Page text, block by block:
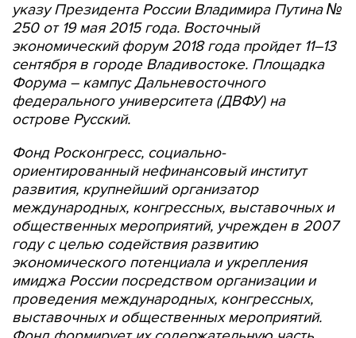
указу Президента России Владимира Путина №
250 от 19 мая 2015 года. Восточный
экономический форум 2018 года пройдет 11–13
сентября в городе Владивостоке. Площадка
Форума – кампус Дальневосточного
федерального университета (ДВФУ) на
острове Русский.
Фонд Росконгресс, социально-
ориентированный нефинансовый институт
развития, крупнейший организатор
международных, конгрессных, выставочных и
общественных мероприятий, учрежден в 2007
году с целью содействия развитию
экономического потенциала и укрепления
имиджа России посредством организации и
проведения международных, конгрессных,
выставочных и общественных мероприятий.